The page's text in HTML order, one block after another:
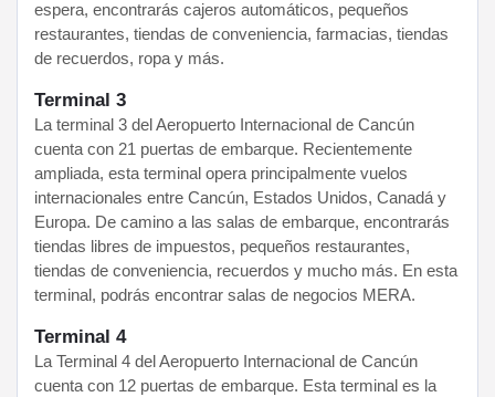
espera, encontrarás cajeros automáticos, pequeños
restaurantes, tiendas de conveniencia, farmacias, tiendas
de recuerdos, ropa y más.
Terminal 3
La terminal 3 del Aeropuerto Internacional de Cancún
cuenta con 21 puertas de embarque. Recientemente
ampliada, esta terminal opera principalmente vuelos
internacionales entre Cancún, Estados Unidos, Canadá y
Europa. De camino a las salas de embarque, encontrarás
tiendas libres de impuestos, pequeños restaurantes,
tiendas de conveniencia, recuerdos y mucho más. En esta
terminal, podrás encontrar salas de negocios MERA.
Terminal 4
La Terminal 4 del Aeropuerto Internacional de Cancún
cuenta con 12 puertas de embarque. Esta terminal es la